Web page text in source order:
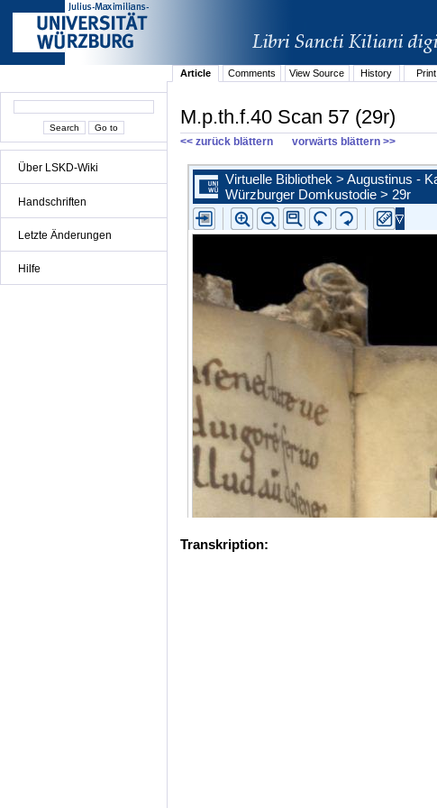
Über LSKD-Wiki
Handschriften
Letzte Änderungen
Hilfe
Article
Comments View Source History Print
M.p.th.f.40 Scan 57 (29r)
<< zurück blättern vorwärts blättern >>
Transkription: